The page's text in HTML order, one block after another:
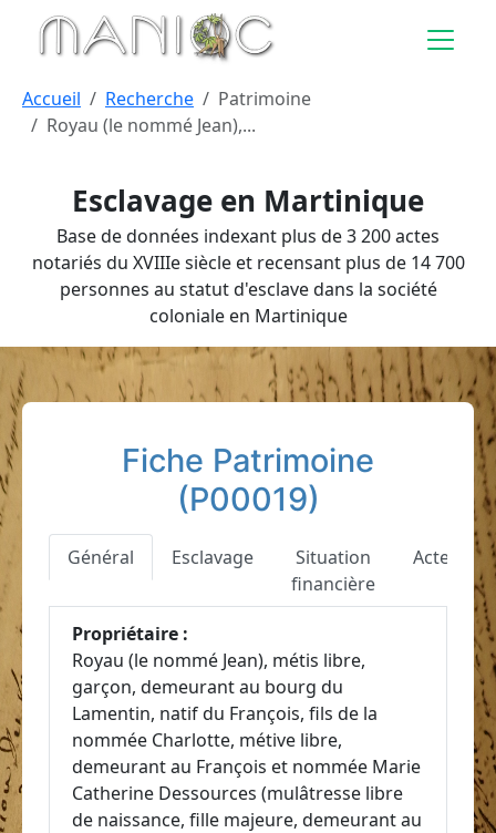
Aller au contenu principal
Esclavage en Martinique
Base de données indexant plus de 3 200 actes
notariés du XVIIIe siècle et recensant plus de 14 700
personnes au statut d'esclave dans la société
coloniale en Martinique
Accueil Recherche
Patrimoine
Royau (le nommé Jean),...
Fiche Patrimoine
(P00019)
Général Esclavage
Situation
financière
Actes
Propriétaire :
Royau (le nommé Jean), métis libre,
garçon, demeurant au bourg du
Lamentin, natif du François, fils de la
nommée Charlotte, métive libre,
demeurant au François et nommée Marie
Catherine Dessources (mulâtresse libre
de naissance, fille majeure, demeurant au